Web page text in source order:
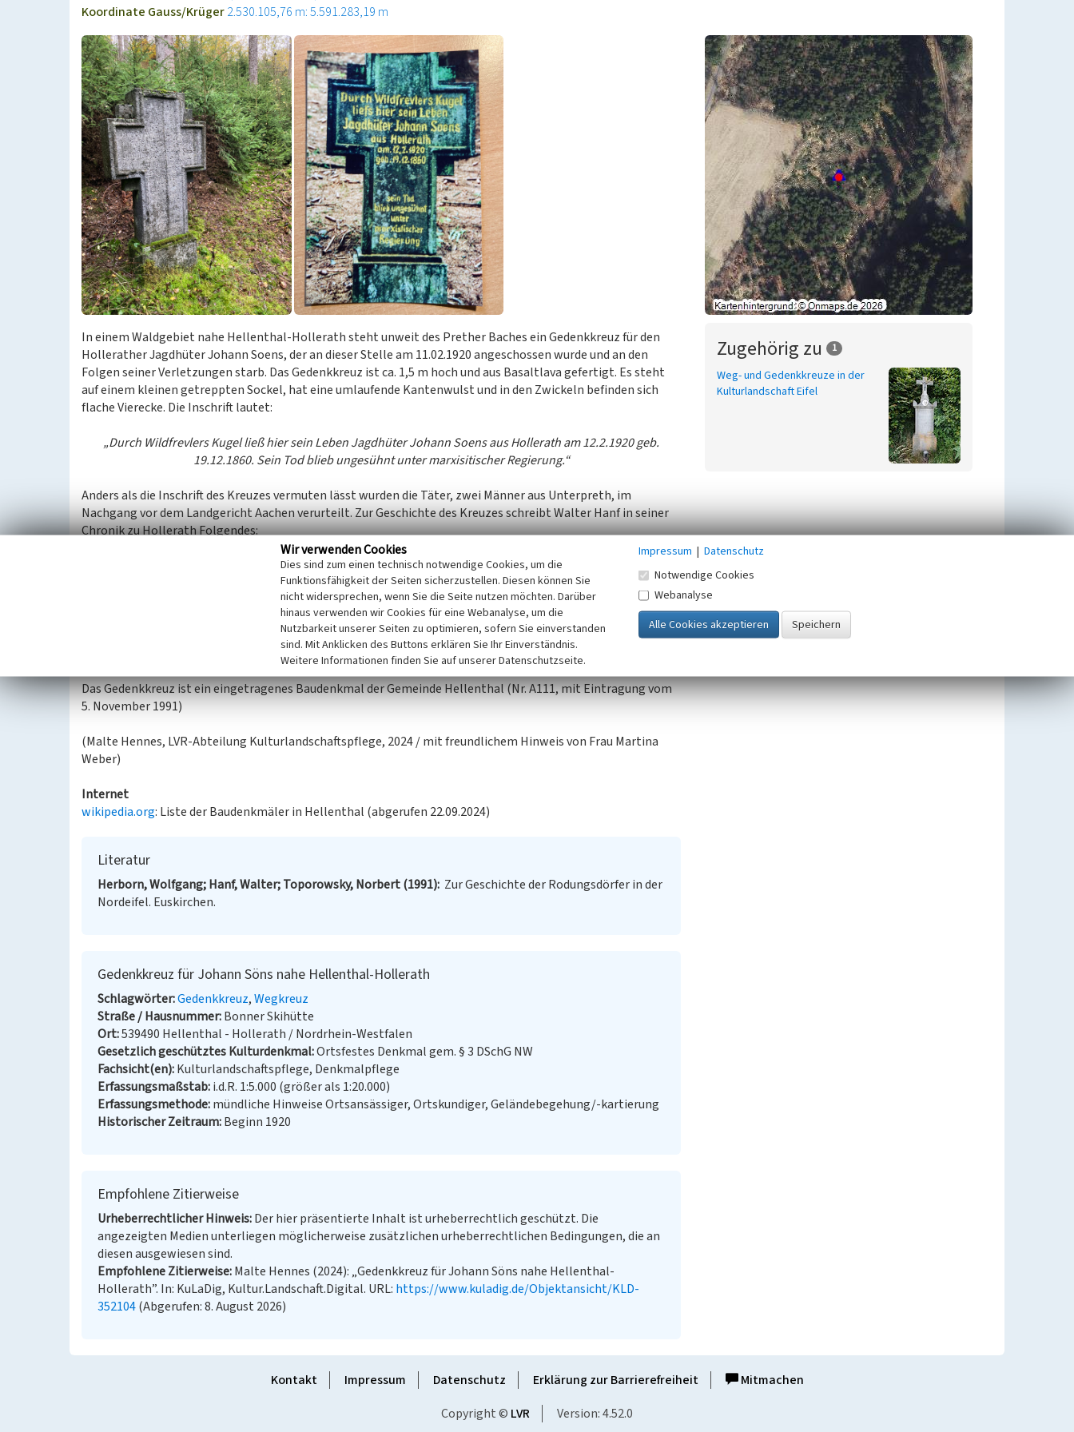
Koordinate Gauss/Krüger2.530.105,76 m: 5.591.283,19 m
In einem Waldgebiet nahe Hellenthal-Hollerath steht unweit des Prether Baches ein Gedenkkreuz für den
Hollerather Jagdhüter Johann Soens, der an dieser Stelle am 11.02.1920 angeschossen wurde und an den
Folgen seiner Verletzungen starb. Das Gedenkkreuz ist ca. 1,5 m hoch und aus Basaltlava gefertigt. Es steht
auf einem kleinen getreppten Sockel, hat eine umlaufende Kantenwulst und in den Zwickeln befinden sich
flache Vierecke. Die Inschrift lautet:
„Durch Wildfrevlers Kugel ließ hier sein Leben Jagdhüter Johann Soens aus Hollerath am 12.2.1920 geb.
19.12.1860. Sein Tod blieb ungesühnt unter marxisitischer Regierung.“
Anders als die Inschrift des Kreuzes vermuten lässt wurden die Täter, zwei Männer aus Unterpreth, im
Nachgang vor dem Landgericht Aachen verurteilt. Zur Geschichte des Kreuzes schreibt Walter Hanf in seiner
Chronik zu Hollerath Folgendes:
„Am 11. Februar wurde der Jagdhüter Johann Söns aus Hollerath im Hasenberg von Wilderern durch einen
Gewehrschuss verletzt, an dessen Folgen er verstarb. Das ganze Dorf beteiligte sich an der Suche nach dem
zunächst Vermißten, der am darauffolgenden Tage gefunden wurde.“
Das Kreuz ist in Hollerath als Wildererkreuz bekannt und inzwischen durch den Wildwuchs der Fichte nur noch
schwer zugänglich. Seine Inschrift ist heute kaum noch zu erkennen.
Das Gedenkkreuz ist ein eingetragenes Baudenkmal der Gemeinde Hellenthal (Nr. A111, mit Eintragung vom
5. November 1991)
(Malte Hennes, LVR-Abteilung Kulturlandschaftspflege, 2024 / mit freundlichem Hinweis von Frau Martina
Weber)
Internet
wikipedia.org: Liste der Baudenkmäler in Hellenthal (abgerufen 22.09.2024)
Literatur
Herborn, Wolfgang; Hanf, Walter; Toporowsky, Norbert (1991) Zur Geschichte der Rodungsdörfer in der
Nordeifel. Euskirchen.
Gedenkkreuz für Johann Söns nahe Hellenthal-Hollerath
Schlagwörter Gedenkkreuz Wegkreuz
Straße / Hausnummer Bonner Skihütte
Ort 539490 Hellenthal - Hollerath / Nordrhein-Westfalen
Gesetzlich geschütztes Kulturdenkmal Ortsfestes Denkmal gem. § 3 DSchG NW
Fachsicht(en) Kulturlandschaftspflege, Denkmalpflege
Erfassungsmaßstab i.d.R. 1:5.000 (größer als 1:20.000)
Erfassungsmethode mündliche Hinweise Ortsansässiger, Ortskundiger, Geländebegehung/-kartierung
Historischer Zeitraum Beginn 1920
Empfohlene Zitierweise
Urheberrechtlicher Hinweis Der hier präsentierte Inhalt ist urheberrechtlich geschützt. Die
angezeigten Medien unterliegen möglicherweise zusätzlichen urheberrechtlichen Bedingungen, die an
diesen ausgewiesen sind.
Empfohlene Zitierweise Malte Hennes (2024): „Gedenkkreuz für Johann Söns nahe Hellenthal-
Hollerath”. In: KuLaDig, Kultur.Landschaft.Digital. URL: https://www.kuladig.de/Objektansicht/KLD-
352104(Abgerufen: 8. August 2026)
Zugehörig zu 1
Weg- und Gedenkkreuze in der
Kulturlandschaft Eifel
Kontakt Impressum Datenschutz Erklärung zur Barrierefreiheit
Mitmachen
Copyright © LVR Version: 4.52.0
Wir verwenden Cookies
Dies sind zum einen technisch notwendige Cookies, um die
Funktionsfähigkeit der Seiten sicherzustellen. Diesen können Sie
nicht widersprechen, wenn Sie die Seite nutzen möchten. Darüber
hinaus verwenden wir Cookies für eine Webanalyse, um die
Nutzbarkeit unserer Seiten zu optimieren, sofern Sie einverstanden
sind. Mit Anklicken des Buttons erklären Sie Ihr Einverständnis.
Weitere Informationen finden Sie auf unserer Datenschutzseite.
Impressum | Datenschutz
Notwendige Cookies
Webanalyse